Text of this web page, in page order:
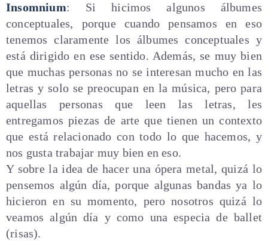
Insomnium: Si hicimos algunos álbumes
conceptuales, porque cuando pensamos en eso
tenemos claramente los álbumes conceptuales y
está dirigido en ese sentido. Además, se muy bien
que muchas personas no se interesan mucho en las
letras y solo se preocupan en la música, pero para
aquellas personas que leen las letras, les
entregamos piezas de arte que tienen un contexto
que está relacionado con todo lo que hacemos, y
nos gusta trabajar muy bien en eso.
Y sobre la idea de hacer una ópera metal, quizá lo
pensemos algún día, porque algunas bandas ya lo
hicieron en su momento, pero nosotros quizá lo
veamos algún día y como una especia de ballet
(risas).